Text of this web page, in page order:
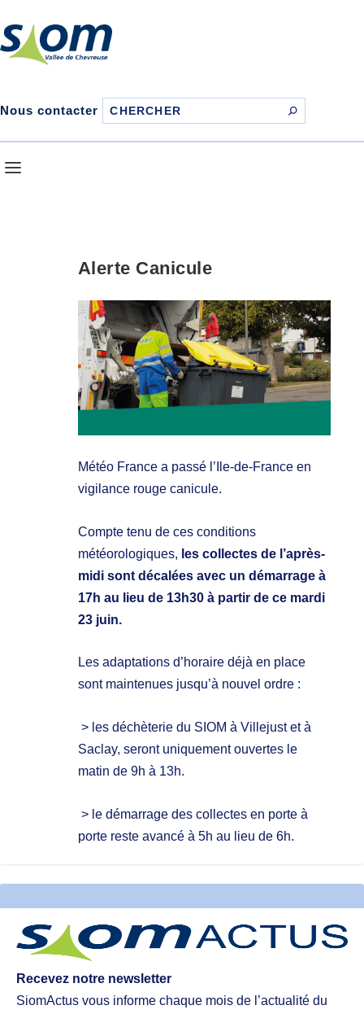
Nous contacter
Alerte Canicule
Météo France a passé l’Ile-de-France en
vigilance rouge canicule.
Compte tenu de ces conditions
météorologiques, les collectes de l’après-
midi sont décalées avec un démarrage à
17h au lieu de 13h30 à partir de ce mardi
23 juin.
Les adaptations d’horaire déjà en place
sont maintenues jusqu’à nouvel ordre :
> les déchèterie du SIOM à Villejust et à
Saclay, seront uniquement ouvertes le
matin de 9h à 13h.
> le démarrage des collectes en porte à
porte reste avancé à 5h au lieu de 6h.
Recevez notre newsletter
SiomActus vous informe chaque mois de l’actualité du